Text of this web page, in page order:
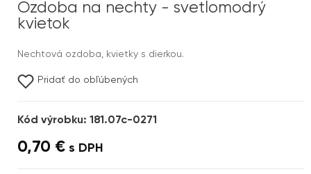
Ozdoba na nechty - svetlomodrý
kvietok
Nechtová ozdoba, kvietky s dierkou.
Pridať do obľúbených
Kód výrobku: 181.07c-0271
0,70 € s DPH